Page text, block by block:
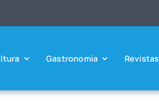
Gas­tro­no­mía Revis­tas